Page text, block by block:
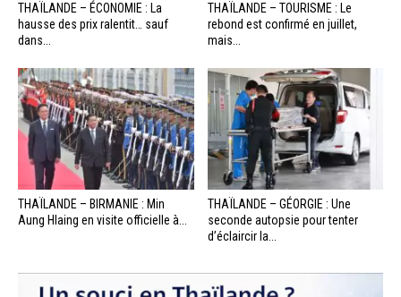
THAÏLANDE – ÉCONOMIE : La
hausse des prix ralentit… sauf
dans...
THAÏLANDE – TOURISME : Le
rebond est confirmé en juillet,
mais...
THAÏLANDE – BIRMANIE : Min
Aung Hlaing en visite officielle à...
THAÏLANDE – GÉORGIE : Une
seconde autopsie pour tenter
d’éclaircir la...